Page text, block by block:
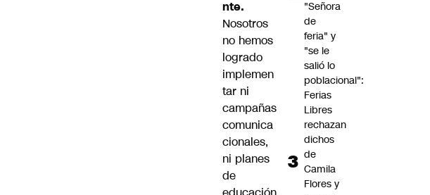
nte.
Nosotros
no hemos
logrado
implemen
tar ni
campañas
comunica
cionales,
ni planes
de
"Señora
de
feria" y
"se le
salió lo
poblacional":
Ferias
Libres
rechazan
dichos
de
Camila
Flores y